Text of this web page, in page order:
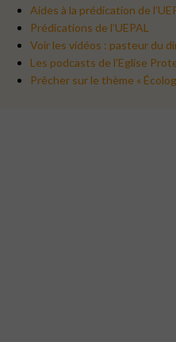
Aides à la prédication de
Prédications de l’UEPAL
Voir les vidéos : pasteur du
Les podcasts de l’Eglise
Prêcher sur le thème «